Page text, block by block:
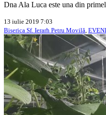
Dna Ala Luca este una din
13 iulie 2019 7:03
Biserica Sf. Ierarh Petru Movilă,